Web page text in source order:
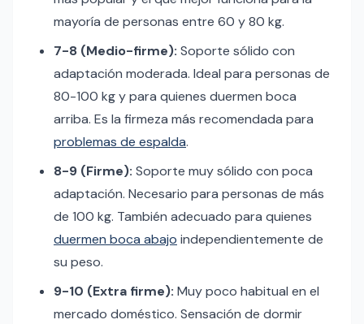
mayoría de personas entre 60 y 80 kg.
7-8 (Medio-firme): Soporte sólido con
adaptación moderada. Ideal para personas de
80-100 kg y para quienes duermen boca
arriba. Es la firmeza más recomendada para
problemas de espalda.
8-9 (Firme): Soporte muy sólido con poca
adaptación. Necesario para personas de más
de 100 kg. También adecuado para quienes
duermen boca abajo independientemente de
su peso.
9-10 (Extra firme): Muy poco habitual en el
mercado doméstico. Sensación de dormir